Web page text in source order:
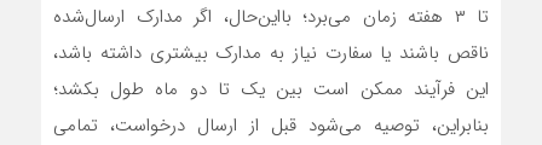
تا ۳ هفته زمان می‌برد؛ بااین‌حال، اگر مدارک ارسال‌شده
ناقص باشند یا سفارت نیاز به مدارک بیشتری داشته باشد،
این فرآیند ممکن است بین یک تا دو ماه طول بکشد؛
بنابراین، توصیه می‌شود قبل از ارسال درخواست، تمامی